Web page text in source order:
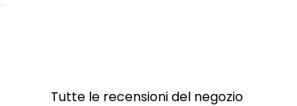
Tutte le recensioni del negozio